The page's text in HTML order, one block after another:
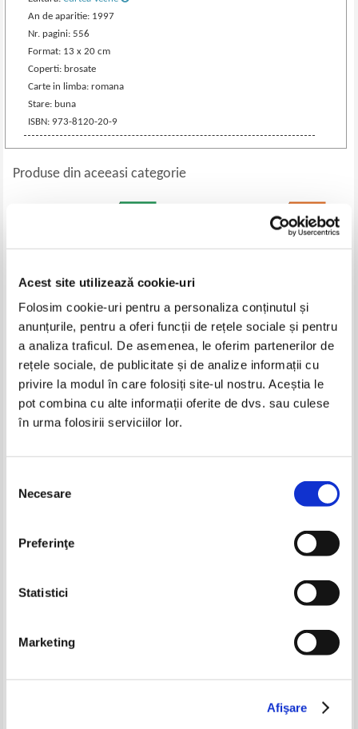
Acest site utilizează cookie-uri
Folosim cookie-uri pentru a personaliza conținutul și
anunțurile, pentru a oferi funcții de rețele sociale și pentru
a analiza traficul. De asemenea, le oferim partenerilor de
rețele sociale, de publicitate și de analize informații cu
privire la modul în care folosiți site-ul nostru. Aceștia le
pot combina cu alte informații oferite de dvs. sau culese
în urma folosirii serviciilor lor.
consimțământului
Necesare
Preferinţe
Statistici
Marketing
Afişare
An de aparitie: 1997
Nr. pagini: 556
Format: 13 x 20 cm
Coperti: brosate
Carte in limba: romana
Stare: buna
ISBN: 973-8120-20-9
Produse din aceeasi categorie
Keith Hitchins - Mit si realitate
Pret:45,00 Lei
Adaugă în coș
Ioan Opris - Gemenii Lapedatu.
Istorie si finante (editie bilingva)
Pret:100,00Lei 40,00 Lei
Lya Benjamin - Evreii din
Pret:65,00Lei 42,25 Lei
Anuarul statistic al Republicii
Pret:34,00Lei 27,20 Lei